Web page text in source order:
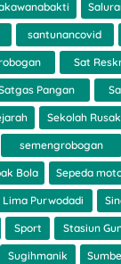
santunancovid
Sat
Pangan
Sekolah Rusak
semengrobogan
Bola Sepeda
Purwodadi
Sport Stasiun
Sugihmanik